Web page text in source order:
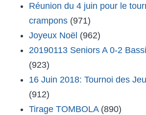
Réunion du 4 juin pour le
crampons (971)
Joyeux Noël (962)
20190113 Seniors A 0-2
(923)
16 Juin 2018: Tournoi des
(912)
Tirage TOMBOLA (890)